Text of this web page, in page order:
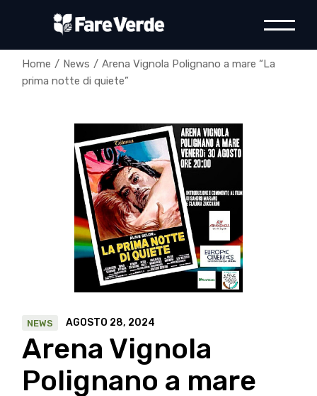
Home News
Arena Vignola Polignano a mare “La
prima notte di quiete”
NEWS AGOSTO 28, 2024
Arena Vignola
Polignano a mare